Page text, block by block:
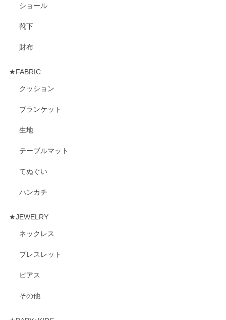
ショール
靴下
財布
★FABRIC
クッション
ブランケット
生地
テーブルマット
てぬぐい
ハンカチ
★JEWELRY
ネックレス
ブレスレット
ピアス
その他